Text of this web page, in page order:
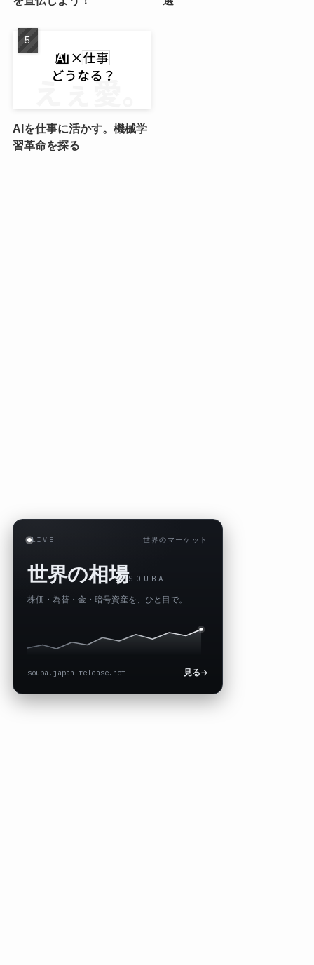
AIを仕事に活かす。機械学
習革命を探る
LIVE 世界のマーケット
世界の相場SOUBA
株価・為替・金・暗号資産を、ひと目で。
souba.japan-release.net 見る→